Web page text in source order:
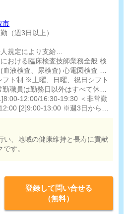
市
（週3日以上）
人規定により支給
齢により決定致します。
円-
日 時給1,700円-
おける臨床検査技師業務全般 検
液検査、尿検査) 心電図検査 採
頸部、腹部、心臓） 健診などの営
フト制 ※土曜、日曜、祝日シフト
職員は勤務日以外はすべて休日
【休暇】 有給休暇（法定通り）
12:00/16:30-19:30 ＜非常勤
[2]9:00-13:00 ※週3日からご
い、地域の健康維持と長寿に貢献
す。
登録して問い合せる
（無料）